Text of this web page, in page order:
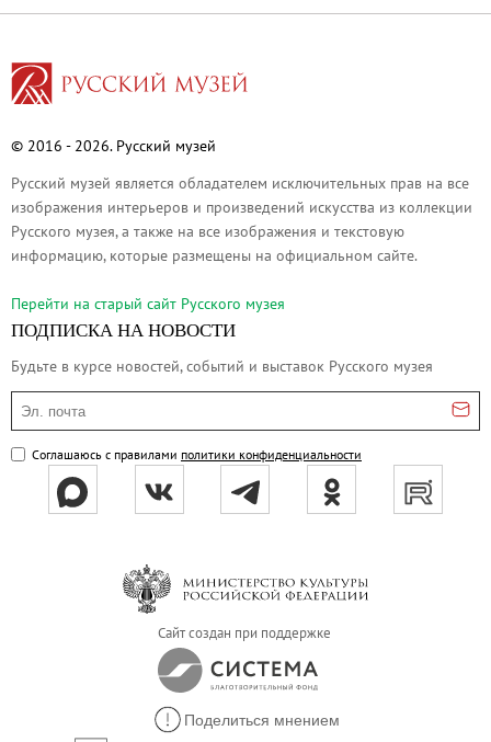
Лекторий
Абонементы
Реставрация
Открытая реставрация шедевров Григория
Детям
События
Искусство и технологии
Современная наука и границы синтеза
Виртуальные коллекции
Виртуальные 3D туры по выставкам
© 2016 - 2026. Русский музей
Русский музей является обладателем исключительных прав на все
изображения интерьеров и произведений искусства из коллекции
Русского музея, а также на все изображения и текстовую
информацию, которые размещены на официальном сайте.
Перейти на cтарый сайт Русского музея
ПОДПИСКА НА НОВОСТИ
Будьте в курсе новостей, событий и выставок Русского музея
Эл. почта
Соглашаюсь с правилами политики конфиденциальности
Сайт создан при поддержке
Поделиться мнением